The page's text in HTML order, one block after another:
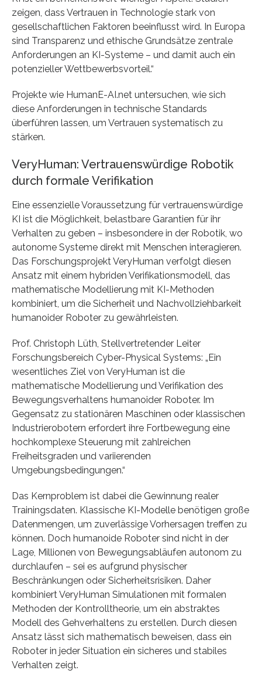
zeigen, dass Vertrauen in Technologie stark von
gesellschaftlichen Faktoren beeinflusst wird. In Europa
sind Transparenz und ethische Grundsätze zentrale
Anforderungen an KI-Systeme – und damit auch ein
potenzieller Wettbewerbsvorteil.“
Projekte wie HumanE-AI.net untersuchen, wie sich
diese Anforderungen in technische Standards
überführen lassen, um Vertrauen systematisch zu
stärken.
VeryHuman: Vertrauenswürdige Robotik
durch formale Verifikation
Eine essenzielle Voraussetzung für vertrauenswürdige
KI ist die Möglichkeit, belastbare Garantien für ihr
Verhalten zu geben – insbesondere in der Robotik, wo
autonome Systeme direkt mit Menschen interagieren.
Das Forschungsprojekt VeryHuman verfolgt diesen
Ansatz mit einem hybriden Verifikationsmodell, das
mathematische Modellierung mit KI-Methoden
kombiniert, um die Sicherheit und Nachvollziehbarkeit
humanoider Roboter zu gewährleisten.
Prof. Christoph Lüth, Stellvertretender Leiter
Forschungsbereich Cyber-Physical Systems: „Ein
wesentliches Ziel von VeryHuman ist die
mathematische Modellierung und Verifikation des
Bewegungsverhaltens humanoider Roboter. Im
Gegensatz zu stationären Maschinen oder klassischen
Industrierobotern erfordert ihre Fortbewegung eine
hochkomplexe Steuerung mit zahlreichen
Freiheitsgraden und variierenden
Umgebungsbedingungen.“
Das Kernproblem ist dabei die Gewinnung realer
Trainingsdaten. Klassische KI-Modelle benötigen große
Datenmengen, um zuverlässige Vorhersagen treffen zu
können. Doch humanoide Roboter sind nicht in der
Lage, Millionen von Bewegungsabläufen autonom zu
durchlaufen – sei es aufgrund physischer
Beschränkungen oder Sicherheitsrisiken. Daher
kombiniert VeryHuman Simulationen mit formalen
Methoden der Kontrolltheorie, um ein abstraktes
Modell des Gehverhaltens zu erstellen. Durch diesen
Ansatz lässt sich mathematisch beweisen, dass ein
Roboter in jeder Situation ein sicheres und stabiles
Verhalten zeigt.